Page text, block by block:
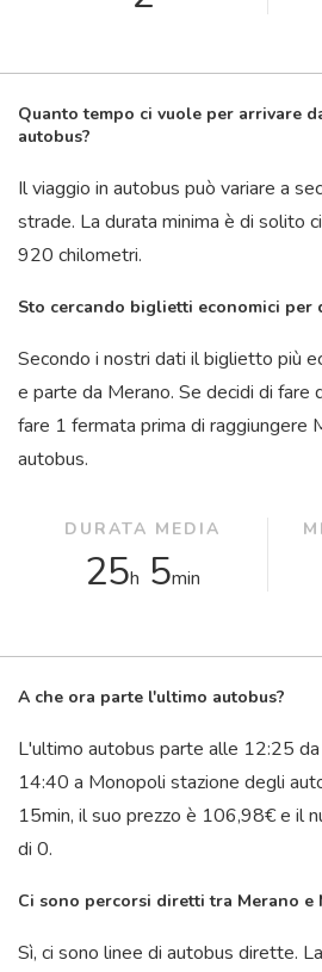
Quanto tempo ci vuole per arrivare
autobus?
Il viaggio in autobus può variare a
strade. La durata minima è di solito
920 chilometri.
Sto cercando biglietti economici per
Secondo i nostri dati il ​​biglietto più
e parte da Merano. Se decidi di fare
fare 1 fermata prima di raggiungere
autobus.
DURATA MEDIA
25h 5min
A che ora parte l'ultimo autobus?
L'ultimo autobus parte alle 12:25
14:40 a Monopoli stazione degli
15min, il suo prezzo è 106,98€ e il
di 0.
Ci sono percorsi diretti tra Merano e
Sì, ci sono linee di autobus dirette.